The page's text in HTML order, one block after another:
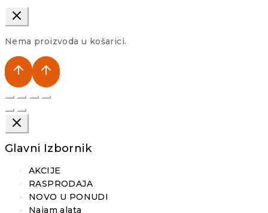
Nema proizvoda u košarici.
Glavni Izbornik
AKCIJE
RASPRODAJA
NOVO U PONUDI
Najam alata